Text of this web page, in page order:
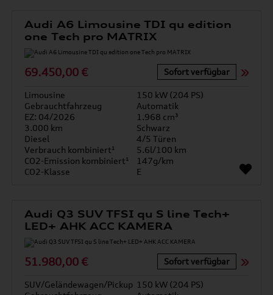
Audi A6 Limousine TDI qu edition
one Tech pro MATRIX
69.450,00 € Sofort verfügbar
Limousine
150 kW (204 PS)
Gebrauchtfahrzeug
Automatik
EZ: 04/2026
1.968 cm³
3.000 km
Schwarz
Diesel
4/5 Türen
Verbrauch kombiniert¹
5.6l/100 km
CO2-Emission kombiniert¹
147g/km
CO2-Klasse
E
Audi Q3 SUV TFSI qu S line Tech+
LED+ AHK ACC KAMERA
51.980,00 € Sofort verfügbar
SUV/Geländewagen/Pickup 150 kW (204 PS)